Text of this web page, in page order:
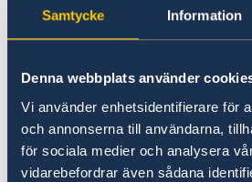
Samtycke Information
Denna webbplats använder
Vi använder enhetsidentifierare för
och annonserna till användarna,
för sociala medier och analysera
vidarebefordrar även sådana
Kansliet för stöd till mindre
utrikesdepartementet i
beredning av ärenden och
sakfrågor.
Senast uppdaterad 20 sep. 2024,